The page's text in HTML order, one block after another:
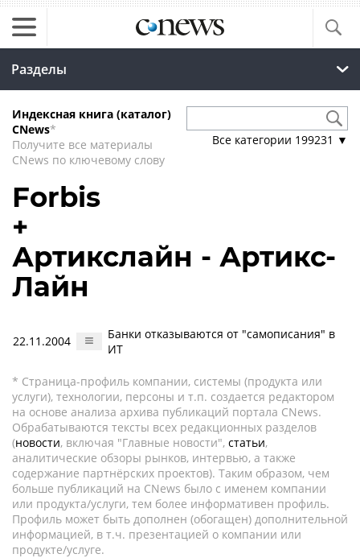
Разделы
Индексная книга (каталог)
CNews*
Получите все материалы
CNews по ключевому слову
Все категории 199231 ▼
Forbis
+
Артикслайн - Артикс-
Лайн
22.11.2004
Банки отказываются от "самописания" в
ИТ
* Страница-профиль компании, системы (продукта или
услуги), технологии, персоны и т.п. создается редактором
на основе анализа архива публикаций портала CNews.
Обрабатываются тексты всех редакционных разделов
(новости, включая "Главные новости", статьи,
аналитические обзоры рынков, интервью, а также
содержание партнёрских проектов). Таким образом, чем
больше публикаций на CNews было с именем компании
или продукта/услуги, тем более информативен профиль.
Профиль может быть дополнен (обогащен) дополнительной
информацией, в т.ч. презентацией о компании или
продукте/услуге.